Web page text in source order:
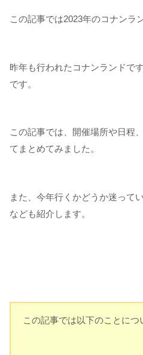
この記事では2023年のコナンラ
昨年も行われたコナンランドで
です。
この記事では、開催場所や日程
てまとめてみました。
また、今年行くかどうか迷って
なども紹介します。
この記事では以下のことにつ